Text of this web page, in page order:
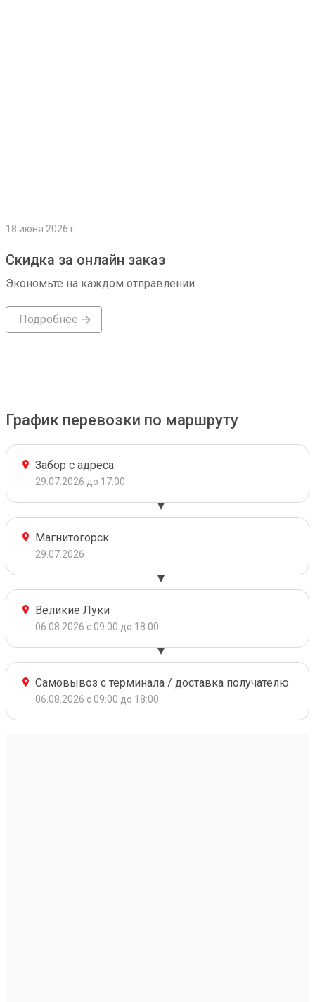
18 июня 2026 г.
Скидка за онлайн заказ
Экономьте на каждом отправлении
Подробнее
График перевозки по маршруту
Забор с адреса
29.07.2026 до 17:00
Магнитогорск
29.07.2026
Великие Луки
06.08.2026 с 09:00 до 18:00
Самовывоз с терминала / доставка получателю
06.08.2026 с 09:00 до 18:00